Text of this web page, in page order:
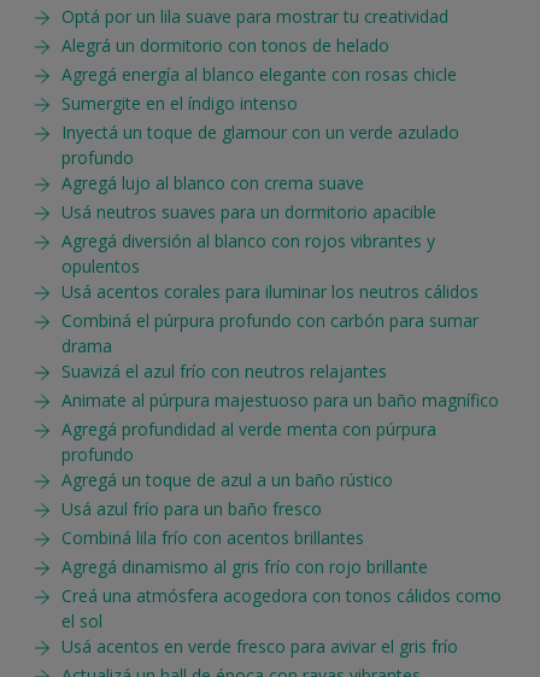
Optá por un lila suave para mostrar tu creatividad
Alegrá un dormitorio con tonos de helado
Agregá energía al blanco elegante con rosas chicle
Sumergite en el índigo intenso
Inyectá un toque de glamour con un verde azulado
profundo
Agregá lujo al blanco con crema suave
Usá neutros suaves para un dormitorio apacible
Agregá diversión al blanco con rojos vibrantes y
opulentos
Usá acentos corales para iluminar los neutros cálidos
Combiná el púrpura profundo con carbón para sumar
drama
Suavizá el azul frío con neutros relajantes
Animate al púrpura majestuoso para un baño magnífico
Agregá profundidad al verde menta con púrpura
profundo
Agregá un toque de azul a un baño rústico
Usá azul frío para un baño fresco
Combiná lila frío con acentos brillantes
Agregá dinamismo al gris frío con rojo brillante
Creá una atmósfera acogedora con tonos cálidos como
el sol
Usá acentos en verde fresco para avivar el gris frío